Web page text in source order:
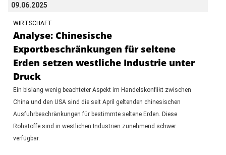
09.06.2025
WIRTSCHAFT
Analyse: Chinesische
Exportbeschränkungen für seltene
Erden setzen westliche Industrie unter
Druck
Ein bislang wenig beachteter Aspekt im Handelskonflikt zwischen
China und den USA sind die seit April geltenden chinesischen
Ausfuhrbeschränkungen für bestimmte seltene Erden. Diese
Rohstoffe sind in westlichen Industrien zunehmend schwer
verfügbar.